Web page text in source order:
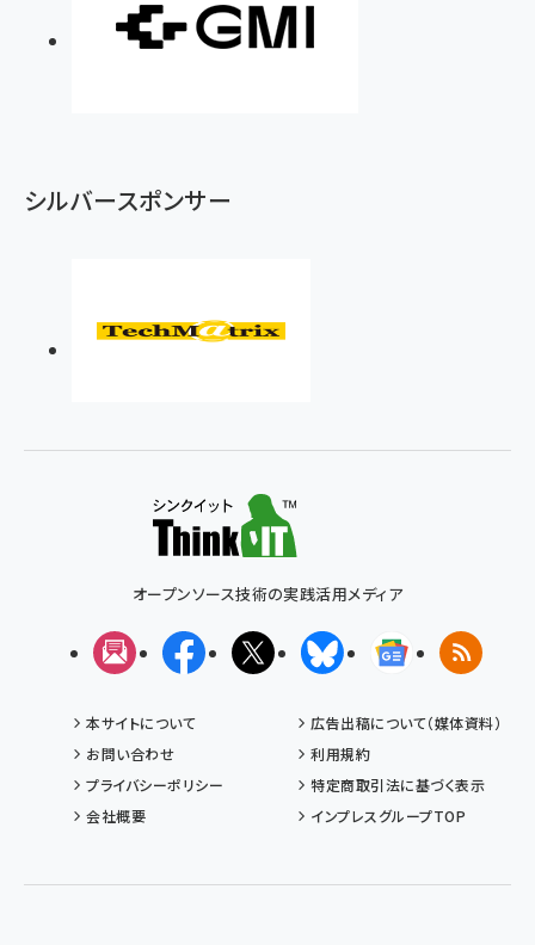
シルバースポンサー
オープンソース技術の実践活用メディア
メルマガFacebookX(エックス)BlueskyGoogleニュ
RSS
本サイトについて
広告出稿について（媒体資料）
お問い合わせ
利用規約
プライバシーポリシー
特定商取引法に基づく表示
会社概要
インプレスグループTOP